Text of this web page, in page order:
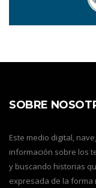
SOBRE
Este medio digital,
información sobre los
y buscando historias
expresada de la forma